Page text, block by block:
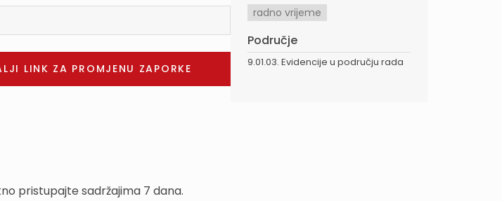
pristupajte sadržajima 7 dana.
radno vrijeme
Područje
9.01.03. Evidencije u području rada